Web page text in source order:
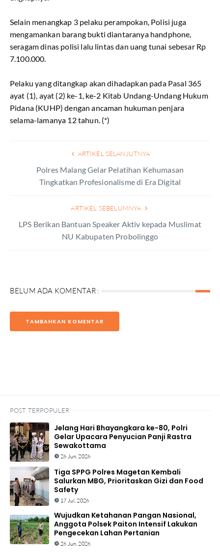
Selain menangkap 3 pelaku perampokan, Polisi juga
mengamankan barang bukti diantaranya handphone,
seragam dinas polisi lalu lintas dan uang tunai sebesar Rp
7.100.000.
Pelaku yang ditangkap akan dihadapkan pada Pasal 365
ayat (1), ayat (2) ke-1, ke-2 Kitab Undang-Undang Hukum
Pidana (KUHP) dengan ancaman hukuman penjara
selama-lamanya 12 tahun. (*)
ARTIKEL SELANJUTNYA
Polres Malang Gelar Pelatihan Kehumasan
Tingkatkan Profesionalisme di Era Digital
ARTIKEL SEBELUMNYA
LPS Berikan Bantuan Speaker Aktiv kepada Muslimat
NU Kabupaten Probolinggo
BELUM ADA KOMENTAR :
TAMBAHKAN KOMENTAR
POST TERPOPULER
Jelang Hari Bhayangkara ke-80, Polri
Gelar Upacara Penyucian Panji Rastra
Sewakottama
26 Jun, 2026
Tiga SPPG Polres Magetan Kembali
Salurkan MBG, Prioritaskan Gizi dan Food
Safety
17 Jul, 2026
Wujudkan Ketahanan Pangan Nasional,
Anggota Polsek Paiton Intensif Lakukan
Pengecekan Lahan Pertanian
26 Jun, 2026